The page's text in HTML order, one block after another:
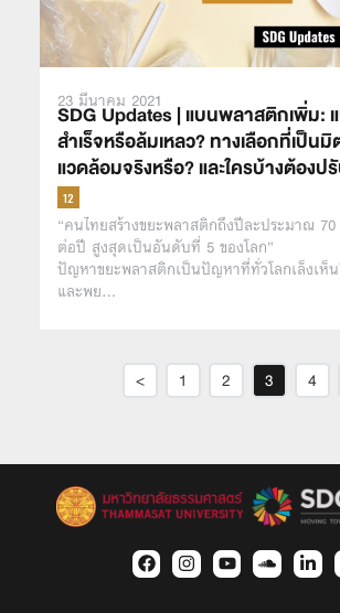
23 มีนาคม 2021
SDG Updates | แบนพลาสติกเพิ่ม:
สำเร็จหรือล้มเหลว? ทางเลือกที่เป็น
แวดล้อมจริงหรือ? และใครบ้างต้องป
“คนไทยสร้างขยะพลาสติกถึงปีละประมาณ
ต่อปี สูงสุดเป็นอันดับที่ 5 ของโลก”
ปัญหาขยะพลาสติกเป็นปัญหาที่ทั่วโลกเล็งเห็
และพย…
< 1 2 3 4